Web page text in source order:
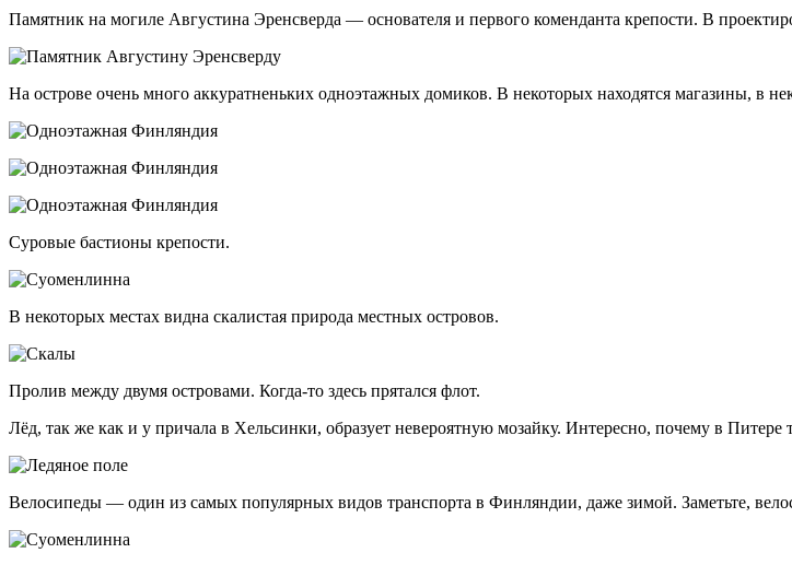
Памятник на могиле Августина Эренсверда — основателя и первого коменданта крепости. В
На острове очень много аккуратненьких одноэтажных домиков. В некоторых находятся магазины, в
Суровые бастионы крепости.
В некоторых местах видна скалистая природа местных островов.
Пролив между двумя островами. Когда-то здесь прятался флот.
Лёд, так же как и у причала в Хельсинки, образует невероятную мозайку. Интересно, почему в Питере
Велосипеды — один из самых популярных видов транспорта в Финляндии, даже зимой. Заметьте,